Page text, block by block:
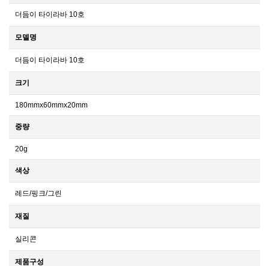
더듬이 타이라바 10호
모델명
더듬이 타이라바 10호
크기
180mmx60mmx20mm
중량
20g
색상
레드/핑크/그린
재질
실리콘
제품구성